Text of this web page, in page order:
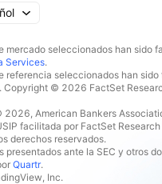
mercado seleccionados han sido
Services.
referencia seleccionados han
Copyright © 2026 FactSet
American Bankers
facilitada por FactSet
derechos reservados.
presentados ante la SEC y otros
Quartr.
Inc.